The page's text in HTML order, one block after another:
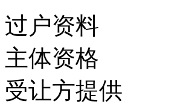
过户资料
主体资格
受让方提供